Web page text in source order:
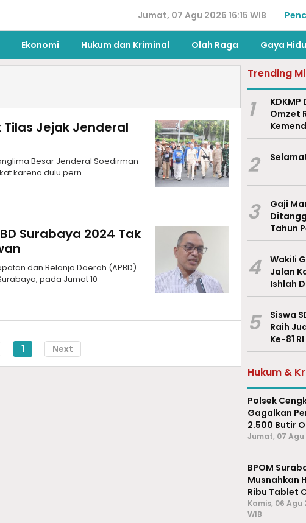
Jumat, 07 Agu 2026 16:15 WIB
Ekonomi Hukum dan Kriminal Olah Raga Gaya
Jejak Jenderal
Besar Jenderal Soedirman
karena dulu pern
Surabaya 2024 Tak
dan Belanja Daerah (APBD)
pada Jumat 10
1 Next
Trending
1
Omzet
2
3
Gaji
Tahun
4
Wakili
Jalan
Ishlah
5
Siswa
Raih
Ke-81
Hukum &
Polsek
Gagalkan
2.500 Butir
Daftar G,
Jumat, 07 Agu
BPOM
Musnahkan
Ribu Tablet
Cegah
di Kalangan
Kamis, 06 Agu
WIB